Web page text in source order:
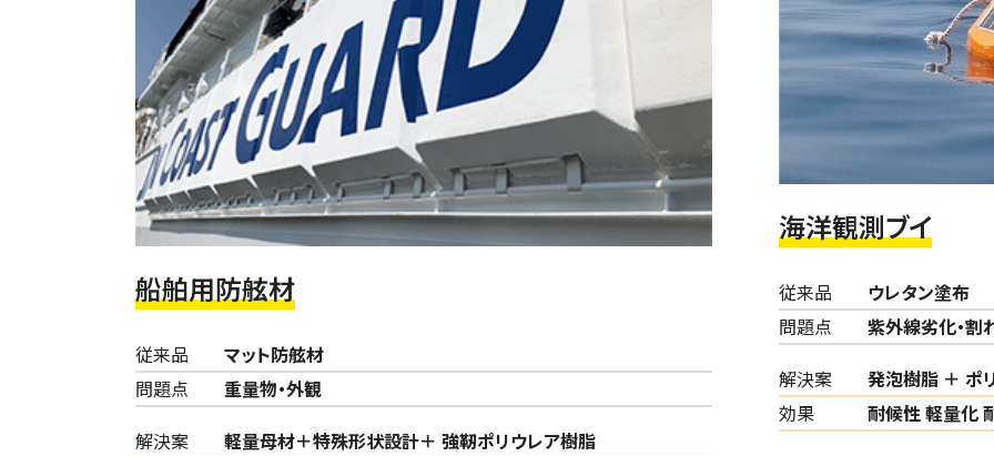
船舶用防舷材
従来品
マット防舷材
問題点
重量物・外観
解決案
軽量母材＋特殊形状設計＋ 強靭ポリウレア樹脂
海洋観測ブイ
従来品
ウレタン塗布
問題点
紫外線劣化・割
解決案
発泡樹脂 ＋ ポ
効果
耐候性 軽量化